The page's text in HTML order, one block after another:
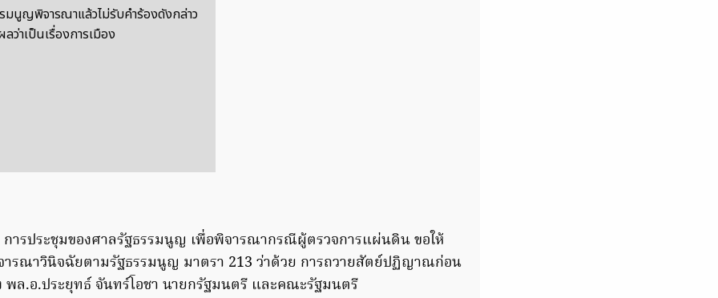
มนูญพิจารณาแล้วไม่รับคำร้องดังกล่าว
ลว่าเป็นเรื่องการเมือง
การประชุมของศาลรัฐธรรมนูญ เพื่อพิจารณากรณีผู้ตรวจการแผ่นดิน ขอให้
รณาวินิจฉัยตามรัฐธรรมนูญ มาตรา 213 ว่าด้วย การถวายสัตย์ปฏิญาณก่อน
พล.อ.ประยุทธ์ จันทร์โอชา นายกรัฐมนตรี และคณะรัฐมนตรี